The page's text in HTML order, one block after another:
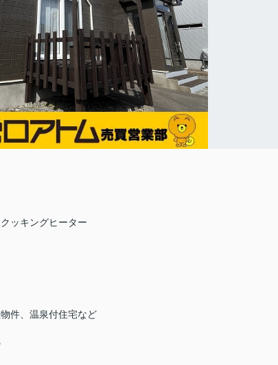
ッキングヒーター
件、温泉付住宅など